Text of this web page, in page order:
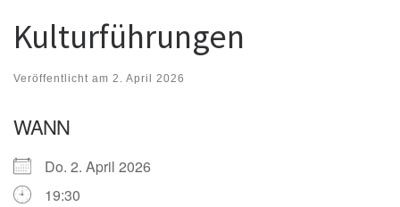
Kulturführungen
Veröffentlicht am 2. April 2026
WANN
Do. 2. April 2026
19:30